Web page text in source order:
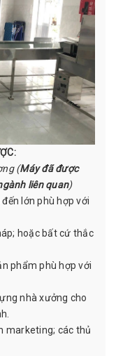
(Máy đã được
liên quan)
lớn phù hợp với
hoặc bất cứ thắc
phẩm phù hợp với
nhà xưởng cho
marketing; các thủ